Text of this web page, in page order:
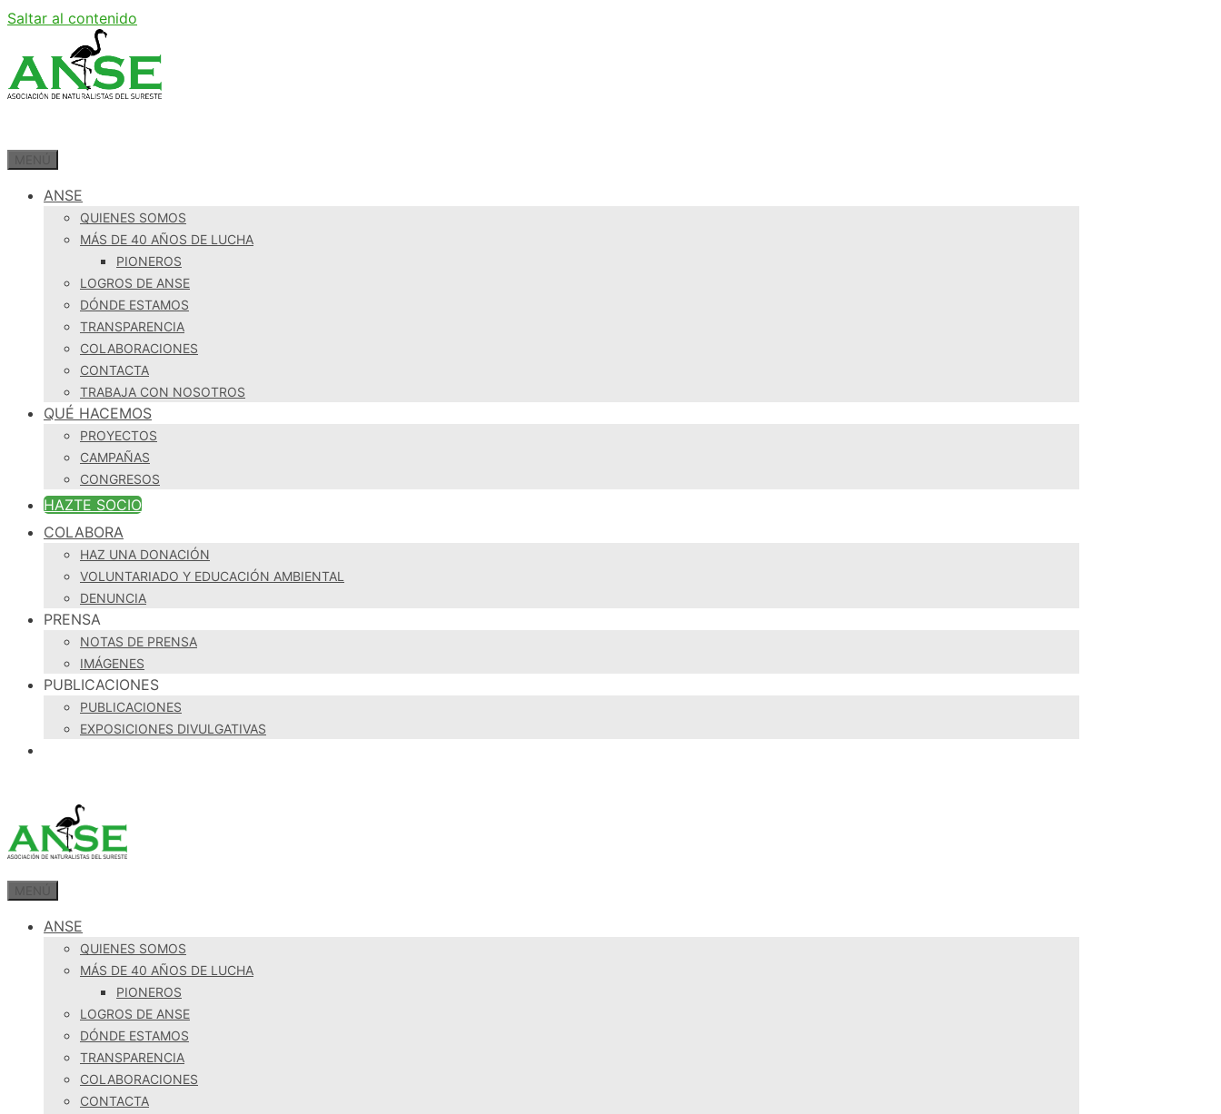
Saltar al contenido
ANSE
QUIENES SOMOS
MÁS DE 40 AÑOS DE LUCHA
PIONEROS
LOGROS DE ANSE
DÓNDE ESTAMOS
TRANSPARENCIA
COLABORACIONES
CONTACTA
TRABAJA CON NOSOTROS
QUÉ HACEMOS
PROYECTOS
CAMPAÑAS
CONGRESOS
HAZTE SOCIO
COLABORA
HAZ UNA DONACIÓN
VOLUNTARIADO Y EDUCACIÓN AMBIENTAL
DENUNCIA
PRENSA
NOTAS DE PRENSA
IMÁGENES
PUBLICACIONES
PUBLICACIONES
EXPOSICIONES DIVULGATIVAS
ANSE
QUIENES SOMOS
MÁS DE 40 AÑOS DE LUCHA
PIONEROS
LOGROS DE ANSE
DÓNDE ESTAMOS
TRANSPARENCIA
COLABORACIONES
CONTACTA